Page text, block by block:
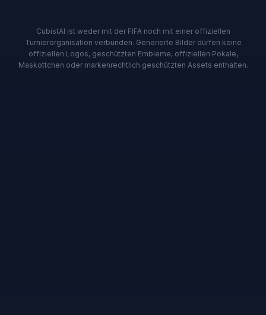
CubistAI ist weder mit der FIFA noch mit einer offiziellen
Turnierorganisation verbunden. Generierte Bilder dürfen keine
offiziellen Logos, geschützten Embleme, offiziellen Pokale,
Maskottchen oder markenrechtlich geschützten Assets enthalten.